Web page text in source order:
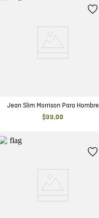
Jean Slim Morrison Para Hombre
$99,00